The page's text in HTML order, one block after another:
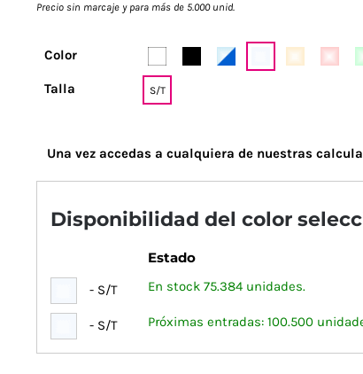
Precio sin marcaje y para más de 5.000 unid.
Color
Talla S/T
Una vez accedas a cualquiera de nuestras
Disponibilidad del color
Estado
- S/T En stock 75.384 unidades.
- S/T Próximas entradas: 100.500